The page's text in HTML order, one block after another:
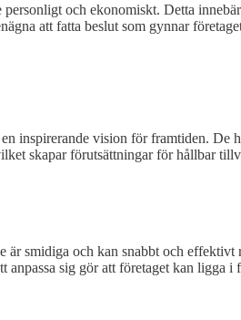
och ekonomiskt. Detta
att fatta beslut som gynnar
inspirerande vision för framtiden.
skapar förutsättningar för hållbar
smidiga och kan snabbt och
sig gör att företaget kan ligga